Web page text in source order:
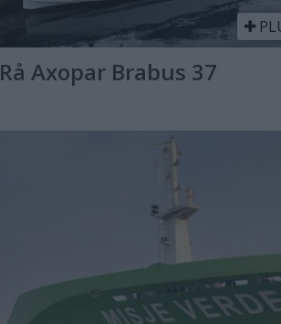
Rå Axopar Brabus 37